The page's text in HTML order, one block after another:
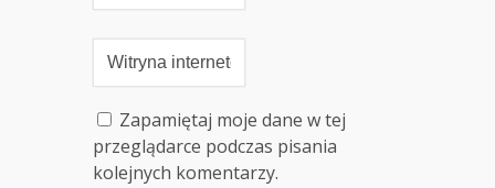
Zapamiętaj moje dane w tej
przeglądarce podczas pisania
kolejnych komentarzy.